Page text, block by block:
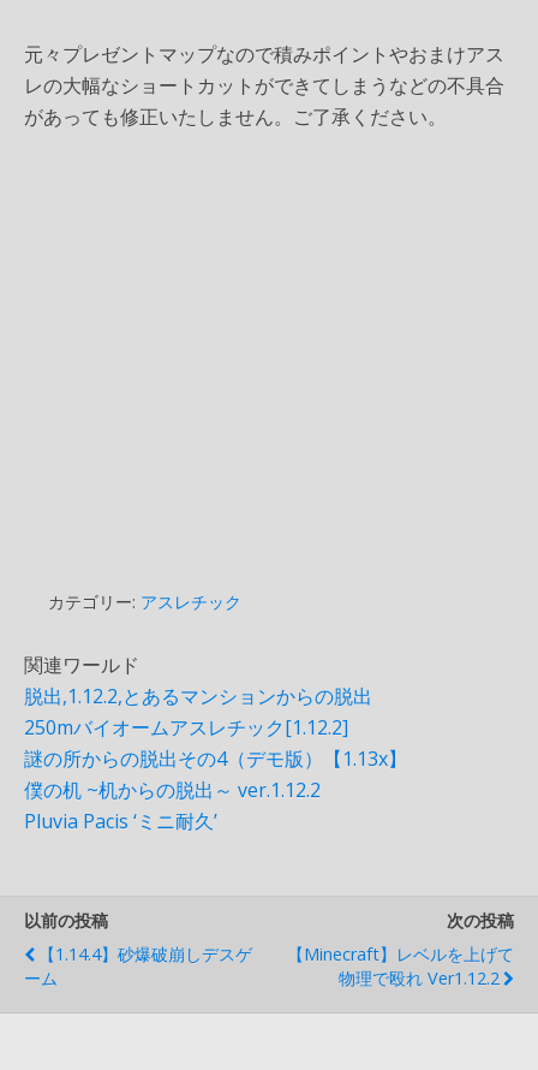
元々プレゼントマップなので積みポイントやおまけアス
レの大幅なショートカットができてしまうなどの不具合
があっても修正いたしません。ご了承ください。
カテゴリー: アスレチック
関連ワールド
脱出,1.12.2,とあるマンションからの脱出
250mバイオームアスレチック[1.12.2]
謎の所からの脱出その4（デモ版）【1.13x】
僕の机 ~机からの脱出～ ver.1.12.2
Pluvia Pacis ‘ミニ耐久’
以前の投稿
【1.14.4】砂爆破崩しデスゲ
ーム
次の投稿
【Minecraft】レベルを上げて
物理で殴れ Ver1.12.2